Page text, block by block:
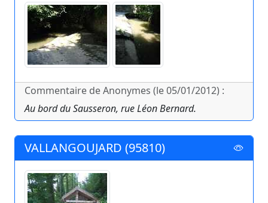
Commentaire de Anonymes (le 05/01/2012) :
Au bord du Sausseron, rue Léon Bernard.
VALLANGOUJARD (95810)